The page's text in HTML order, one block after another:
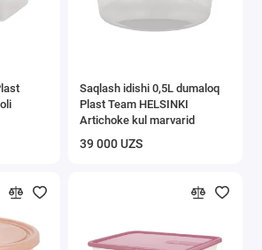
Saqlash idishi 0,5L dumaloq
Plast Team HELSINKI
Artichoke kul marvarid
39 000 UZS